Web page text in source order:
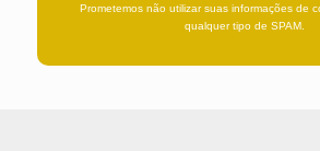
Prometemos não utilizar suas informações de
qualquer tipo de SPAM.